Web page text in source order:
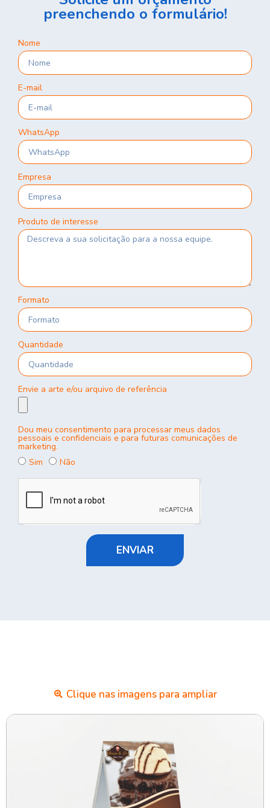
preenchendo o formulário!
Nome
E-mail
WhatsApp
Empresa
Produto de interesse
Formato
Quantidade
Envie a arte e/ou arquivo de referência
Dou meu consentimento para processar meus dados
pessoais e confidenciais e para futuras comunicações de
marketing.
Sim
Não
ENVIAR
Clique nas imagens para ampliar​